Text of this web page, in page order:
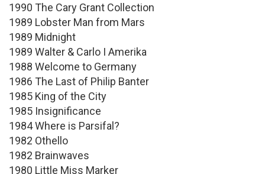
1990 The Cary Grant Collection
1989 Lobster Man from Mars
1989 Midnight
1989 Walter & Carlo I Amerika
1988 Welcome to Germany
1986 The Last of Philip Banter
1985 King of the City
1985 Insignificance
1984 Where is Parsifal?
1982 Othello
1982 Brainwaves
1980 Little Miss Marker